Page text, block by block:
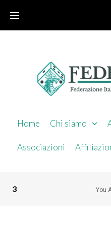
Home Chi siamo
Associazioni
3 You